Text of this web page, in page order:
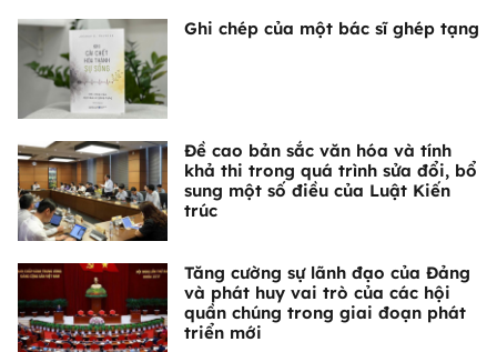
Ghi chép của một bác sĩ ghép tạng
Đề cao bản sắc văn hóa và tính
khả thi trong quá trình sửa đổi, bổ
sung một số điều của Luật Kiến
trúc
Tăng cường sự lãnh đạo của Đảng
và phát huy vai trò của các hội
quần chúng trong giai đoạn phát
triển mới